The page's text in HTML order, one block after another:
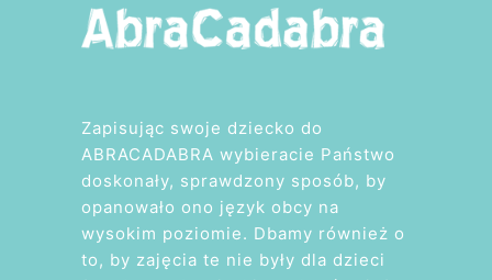
Zapisując swoje dziecko do
ABRACADABRA wybieracie Państwo
doskonały, sprawdzony sposób, by
opanowało ono język obcy na
wysokim poziomie. Dbamy również o
to, by zajęcia te nie były dla dzieci